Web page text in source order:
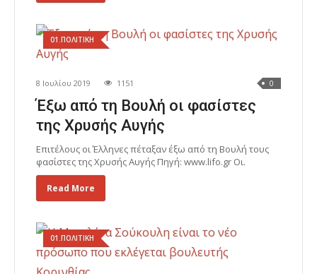
01.ΠΟΛΙΤΙΚΗ
8 Ιουλίου 2019 1151 0
Έξω από τη Βουλή οι φασίστες
της Χρυσής Αυγής
Επιτέλους οι Έλληνες πέταξαν έξω από τη Βουλή τους
φασίστες της Χρυσής Αυγής Πηγή: www.lifo.gr Οι.
Read More
01.ΠΟΛΙΤΙΚΗ